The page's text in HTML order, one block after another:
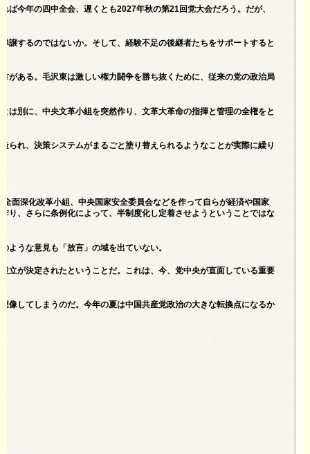
ば今年の四中全会、遅くとも2027年秋の第21回党大会だろう。だが、
譲するのではないか。そして、経験不足の後継者たちをサポートすると
がある。毛沢東は激しい権力闘争を勝ち抜くために、従来の党の政治局
は別に、中央文革小組を突然作り、文革大革命の指揮と管理の全権をと
られ、決策システムがまるごと塗り替えられるようなことが実際に繰り
面深化改革小組、中央国家安全委員会などを作って自らが経済や国家
り、さらに条例化によって、半制度化し定着させようということではな
ような意見も「放言」の域を出ていない。
立が決定されたということだ。これは、今、党中央が直面している重要
像してしまうのだ。今年の夏は中国共産党政治の大きな転換点になるか